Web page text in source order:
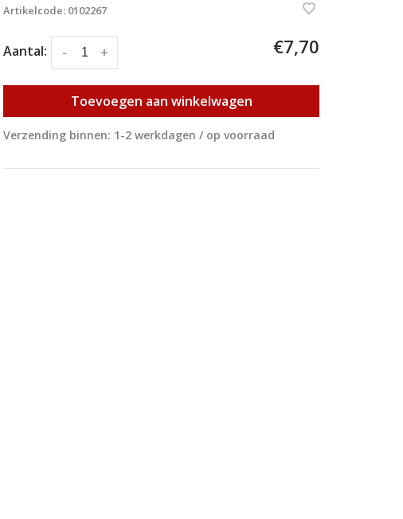
Artikelcode: 0102267
Aantal: +
- €7,70
Toevoegen aan winkelwagen
Verzending binnen: 1-2 werkdagen / op voorraad